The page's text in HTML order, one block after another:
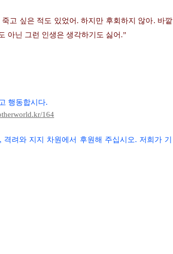
고 싶은 적도 있었어 .하지만 후회하지 않아. 바깥
아닌 그런 인생은 생각하기도 싫어 .”
행동합시다.
164
격려와 지지 차원에서 후원해 주십시오. 저희가기